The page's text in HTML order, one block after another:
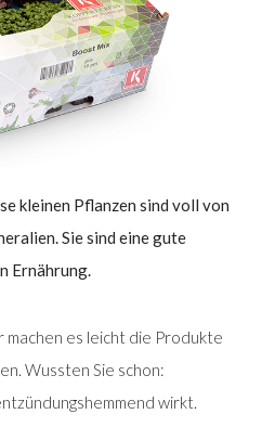
kleinen Pflanzen sind voll von
Sie sind eine gute
Ernährung.
machen es leicht die Produkte
Wussten Sie schon:
wirkt.